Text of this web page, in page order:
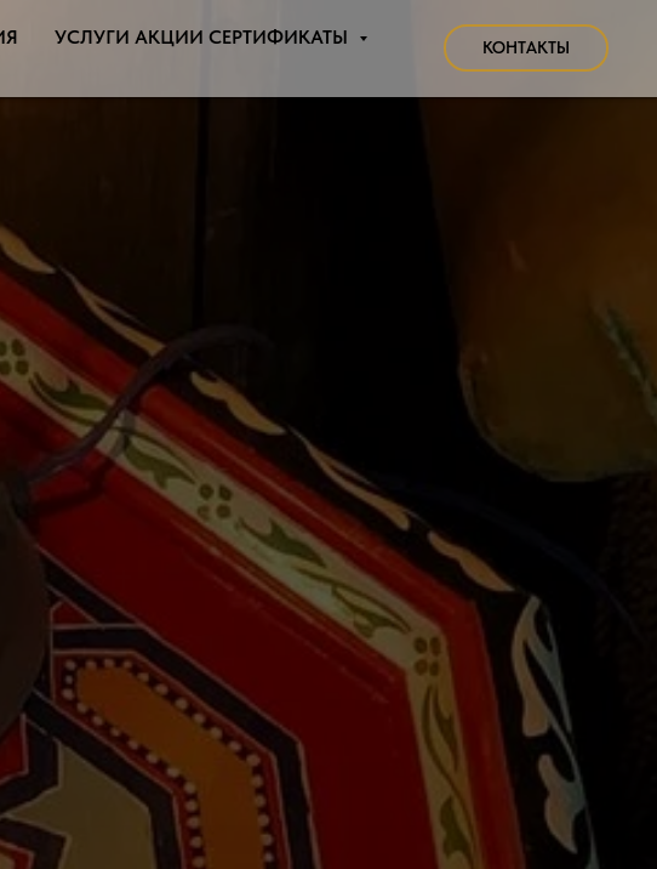
УСЛУГИ АКЦИИ СЕРТИФИКАТЫ
КОНТАКТЫ